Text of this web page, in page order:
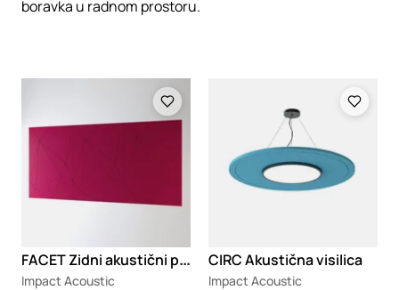
boravka u radnom prostoru.
F
ACET Zidni akustični panel
Impact Acoustic
CIRC Akustična visilica
Impact Acoustic